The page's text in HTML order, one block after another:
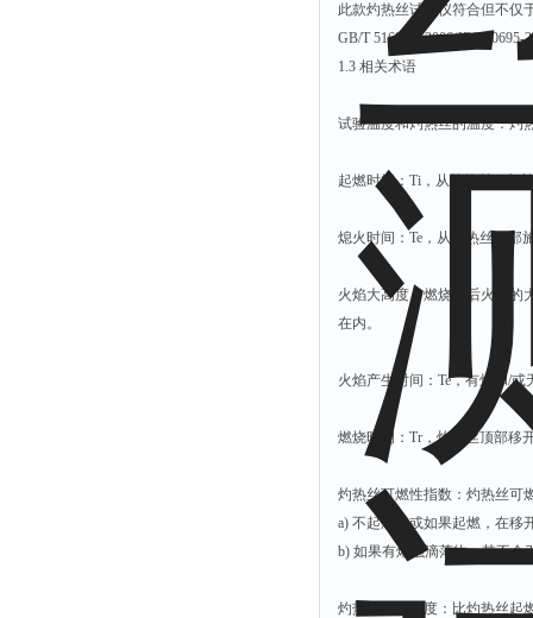
此款灼热丝试验仪符合但不仅
GB/T 5169.10-2006(IEC
1.3 相关术语
试验温度和灼热丝的温度：灼
起燃时间：Ti，从灼热丝顶部
熄火时间：Te，从灼热丝顶部
火焰大高度：燃烧时后火焰的
在内。
火焰产生时间：Te，有焰和/
燃烧时间：Tr，灼热丝顶部移
灼热丝可燃性指数：灼热丝可
a) 不起燃，或如果起燃，在移
b) 如果有熔融滴落物，其不会
灼热丝起燃温度：比灼热丝起